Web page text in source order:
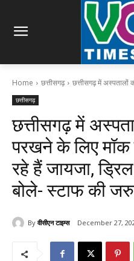
Home छत्तीसगढ़ छत्तीसगढ़ में अस्पतालों
छत्तीसगढ़
छत्तीसगढ़ में
परखने के लिए
रहे हैं जायजा,
बोले- स्टाफ की
By वीसीएन टाइम्स December 27,